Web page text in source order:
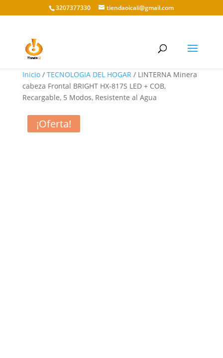
3207377330 tiendaoicali@gmail.com
Inicio/ TECNOLOGIA DEL HOGAR/ LINTERNA Minera
cabeza Frontal BRIGHT HX-817S LED + COB,
Recargable, 5 Modos, Resistente al Agua
¡Oferta!